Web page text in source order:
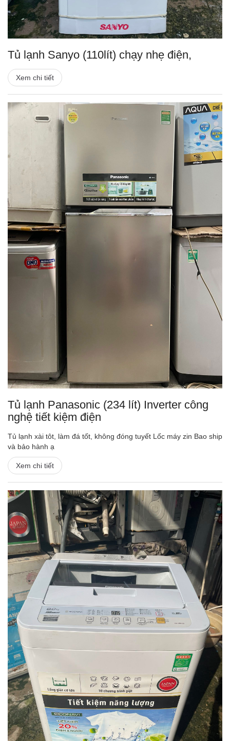
Tủ lạnh Sanyo (110lít) chạy nhẹ điện,
Xem chi tiết
Tủ lạnh Panasonic (234 lít) Inverter công
nghệ tiết kiệm điện
Tủ lạnh xài tôt, làm đá tốt, không đóng tuyết Lốc máy zin Bao ship
và bảo hành ạ
Xem chi tiết